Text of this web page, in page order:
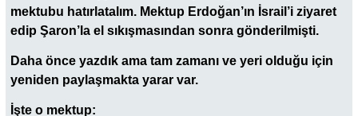
mektubu hatırlatalım. Mektup Erdoğan’ın İsrail’i ziyaret
edip Şaron’la el sıkışmasından sonra gönderilmişti.
Daha önce yazdık ama tam zamanı ve yeri olduğu için
yeniden paylaşmakta yarar var.
İşte o mektup: